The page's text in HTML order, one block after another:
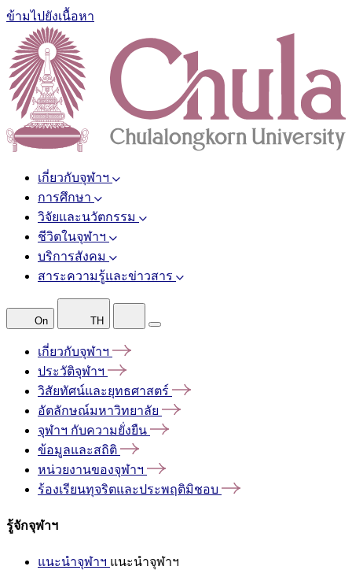
ข้ามไปยังเนื้อหา
เกี่ยวกับจุฬาฯ
การศึกษา
วิจัยและนวัตกรรม
ชีวิตในจุฬาฯ
บริการสังคม
สาระความรู้และข่าวสาร
On TH
เกี่ยวกับจุฬาฯ
ประวัติจุฬาฯ
วิสัยทัศน์และยุทธศาสตร์
อัตลักษณ์มหาวิทยาลัย
จุฬาฯ กับความยั่งยืน
ข้อมูลและสถิติ
หน่วยงานของจุฬาฯ
ร้องเรียนทุจริตและประพฤติมิชอบ
รู้จักจุฬาฯ
แนะนำจุฬาฯ แนะนำจุฬาฯ